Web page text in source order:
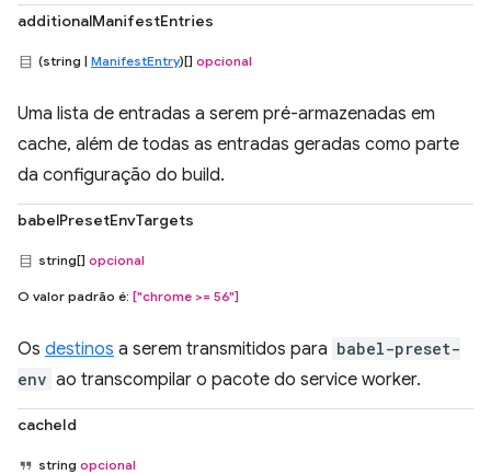
additionalManifestEntries
(string | ManifestEntry)[] opcional
Uma lista de entradas a serem pré-armazenadas em
cache, além de todas as entradas geradas como parte
da configuração do build.
babelPresetEnvTargets
string[] opcional
O valor padrão é: ["chrome >= 56"]
Os destinos a serem transmitidos para babel-preset-
env ao transcompilar o pacote do service worker.
cacheId
string opcional